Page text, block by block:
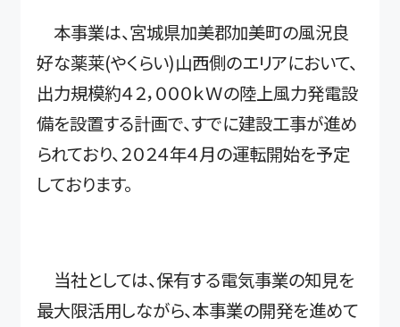
本事業は、宮城県加美郡加美町の風況良
好な薬莱(やくらい)山西側のエリアにおいて、
出力規模約４２，０００ｋＷの陸上風力発電設
備を設置する計画で、すでに建設工事が進め
られており、２０２４年４月の運転開始を予定
しております。
当社としては、保有する電気事業の知見を
最大限活用しながら、本事業の開発を進めて